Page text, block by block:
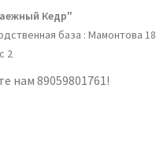
Кедр"
база : Мамонтова 18
2
нам 89059801761!